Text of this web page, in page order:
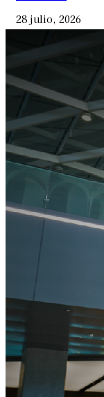
28 julio, 2026